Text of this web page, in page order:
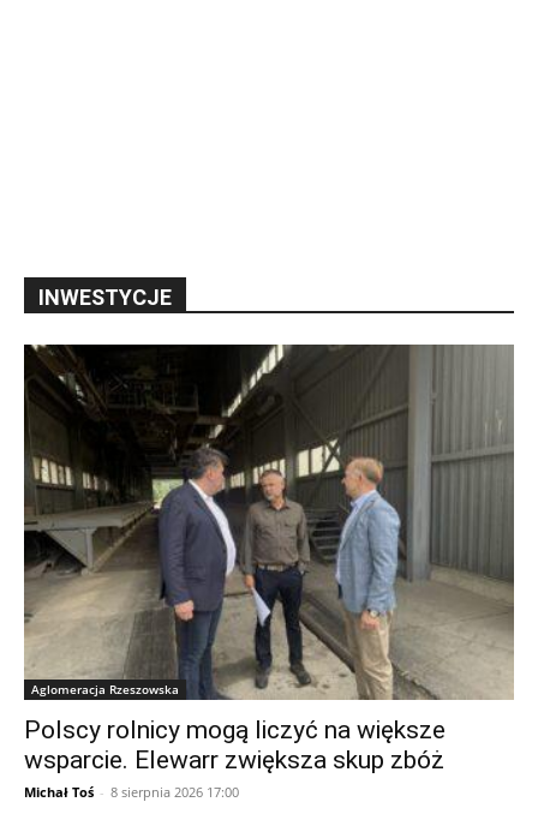
INWESTYCJE
Aglomeracja Rzeszowska
Polscy rolnicy mogą liczyć na większe
wsparcie. Elewarr zwiększa skup zbóż
Michał Toś - 8 sierpnia 2026 17:00